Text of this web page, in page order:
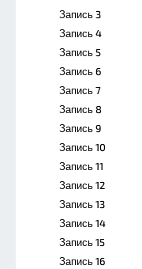
Запись 3
Запись 4
Запись 5
Запись 6
Запись 7
Запись 8
Запись 9
Запись 10
Запись 11
Запись 12
Запись 13
Запись 14
Запись 15
Запись 16